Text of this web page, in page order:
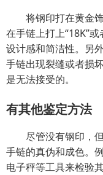
将钢印打在黄金
在手链上打上“18K”
设计感和简洁性。另
手链出现裂缝或者损
是无法接受的。
有其他鉴定方法
尽管没有钢印，
手链的真伪和成色。
电子秤等工具来检验